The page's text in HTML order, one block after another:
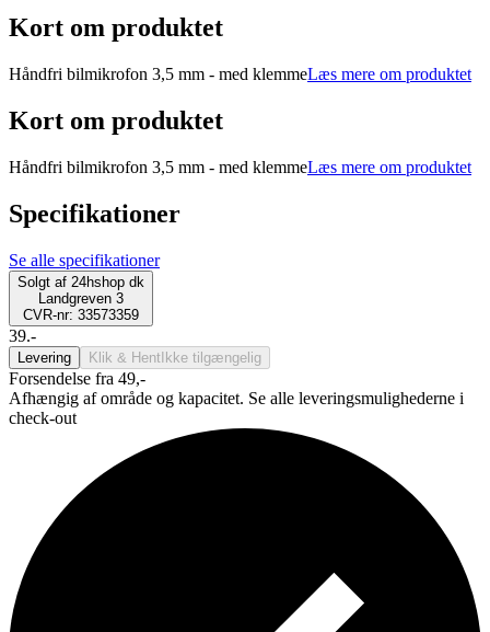
Kort om produktet
Håndfri bilmikrofon 3,5 mm - med klemmeLæs mere om produktet
Kort om produktet
Håndfri bilmikrofon 3,5 mm - med klemmeLæs mere om produktet
Specifikationer
Se alle specifikationer
Solgt af 24hshop dk
Landgreven 3
CVR-nr: 33573359
39.-
Levering Klik & Hent Ikke tilgængelig
Forsendelse fra 49,-
Afhængig af område og kapacitet. Se alle leveringsmulighederne i
check-out